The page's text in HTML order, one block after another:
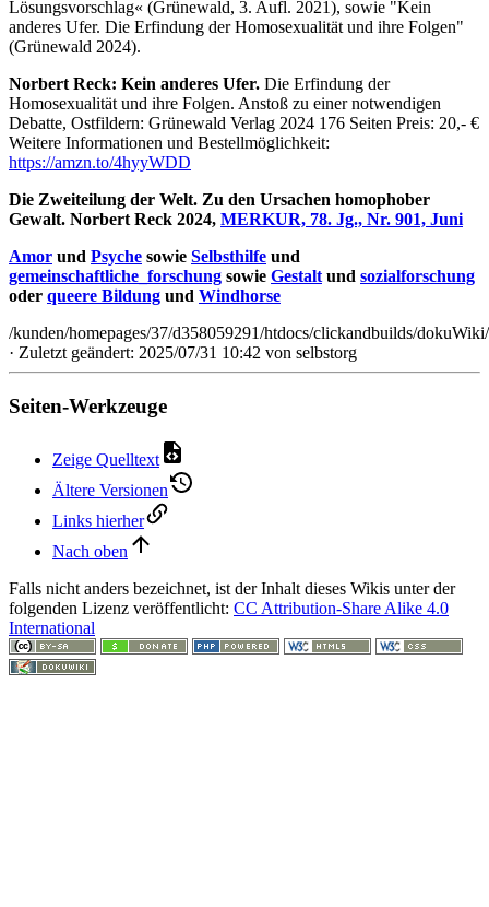
Lösungsvorschlag« (Grünewald, 3. Aufl. 2021), sowie "Kein
anderes Ufer. Die Erfindung der Homosexualität und ihre Folgen"
(Grünewald 2024).
Norbert Reck: Kein anderes Ufer. Die Erfindung der
Homosexualität und ihre Folgen. Anstoß zu einer notwendigen
Debatte, Ostfildern: Grünewald Verlag 2024 176 Seiten Preis: 20,- €
Weitere Informationen und Bestellmöglichkeit:
https://amzn.to/4hyyWDD
Die Zweiteilung der Welt. Zu den Ursachen homophober
Gewalt. Norbert Reck 2024, MERKUR, 78. Jg., Nr. 901, Juni
Amor und Psyche sowie Selbsthilfe und
gemeinschaftliche_forschung sowie Gestaltund sozialforschung
oder queere Bildung und Windhorse
/kunden/homepages/37/d358059291/htdocs/clickandbuilds/
· Zuletzt geändert: 2025/07/31 10:42 von selbstorg
Seiten-Werkzeuge
Zeige Quelltext
Ältere Versionen
Links hierher
Nach oben
Falls nicht anders bezeichnet, ist der Inhalt dieses Wikis unter der
folgenden Lizenz veröffentlicht: CC Attribution-Share Alike 4.0
International